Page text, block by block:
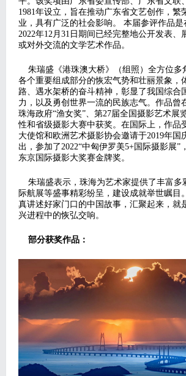
1981年设立，旨在推动广东省文艺创作，繁
业，具有广泛的社会影响。 本届参评作品是
2022年12月31日期间已经完整地公开发表、
或对外交流的文学艺术作品。
朱瑞盛《港珠澳大桥》（组照）全方位多
各个重要组成部分的恢宏气势和壮丽景象，
路、遇水架桥的奋斗精神，彰显了我国综合
力，以及勇创世界一流的民族志气。作品曾
珠海政府“渔女奖”、第27届全国摄影艺术展
性和省级摄影大赛中获奖。在国际上，作品
大使馆和欧洲艺术摄影协会邀请于2019年国
出，参加了2022“中匈伊罗美5+国际摄影展”
东京国际摄影大奖赛金牌奖。
朱瑞盛表示，珠海为艺术家提供了丰富多
际航展等盛事精彩纷呈，建设成就举世瞩目
真讲述好家门口的中国故事，汇聚起来，就
兴进程中的恢弘交响。
部分获奖作品：